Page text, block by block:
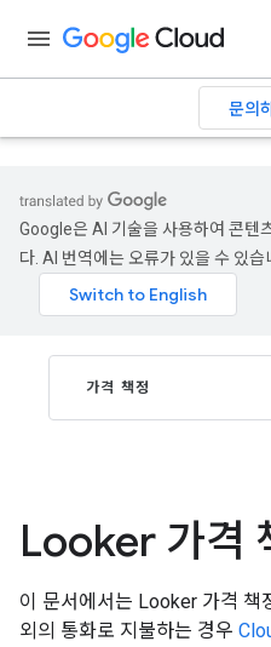
문의
Google은 AI 기술을 사용하여 콘텐
다. AI 번역에는 오류가 있을 수 있습
가격 책정
Looker 가격
이 문서에서는 Looker 가격 책
외의 통화로 지불하는 경우